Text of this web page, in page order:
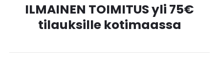
ILMAINEN TOIMITUS yli 75€
tilauksille kotimaassa